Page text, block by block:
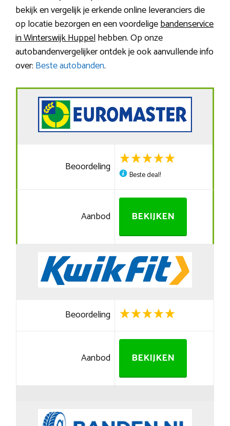
bekijk en vergelijk je erkende online leveranciers die
op locatie bezorgen en een voordeligebandenservice
in Winterswijk Huppelhebben. Op onze
autobandenvergelijker ontdek je ook aanvullende info
over: Beste autobanden.
Beoordeling
Beste deal!
Aanbod BEKIJKEN
Beoordeling
Aanbod BEKIJKEN